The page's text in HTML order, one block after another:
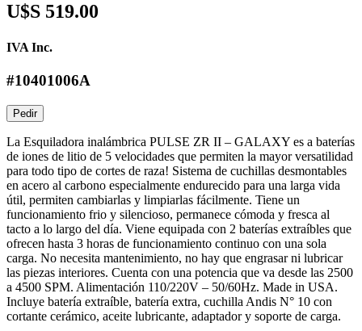
U$S 519.00
IVA Inc.
#10401006A
Pedir
La Esquiladora inalámbrica PULSE ZR II – GALAXY es a baterías
de iones de litio de 5 velocidades que permiten la mayor versatilidad
para todo tipo de cortes de raza! Sistema de cuchillas desmontables
en acero al carbono especialmente endurecido para una larga vida
útil, permiten cambiarlas y limpiarlas fácilmente. Tiene un
funcionamiento frio y silencioso, permanece cómoda y fresca al
tacto a lo largo del día. Viene equipada con 2 baterías extraíbles que
ofrecen hasta 3 horas de funcionamiento continuo con una sola
carga. No necesita mantenimiento, no hay que engrasar ni lubricar
las piezas interiores. Cuenta con una potencia que va desde las 2500
a 4500 SPM. Alimentación 110/220V – 50/60Hz. Made in USA.
Incluye batería extraíble, batería extra, cuchilla Andis N° 10 con
cortante cerámico, aceite lubricante, adaptador y soporte de carga.